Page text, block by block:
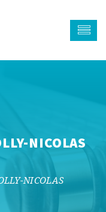
NICOLAS
NICOLAS